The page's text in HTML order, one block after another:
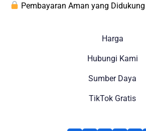
Pembayaran Aman yang
Harga
Hubungi Kami
Sumber Daya
TikTok Gratis